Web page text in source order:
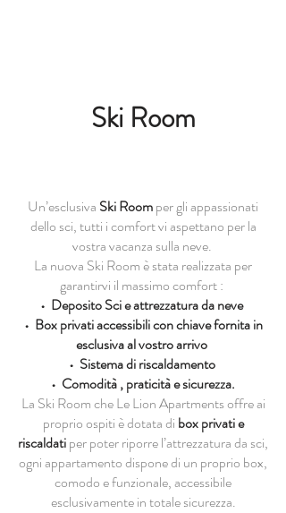
Ski Room
Un’esclusiva Ski Roomper gli appassionati
dello sci, tutti i comfort vi aspettano per la
vostra vacanza sulla neve.
La nuova Ski Room è stata realizzata per
garantirvi il massimo comfort :
•⁠ ⁠Deposito Sci e attrezzatura da neve
•⁠ ⁠⁠Box privati accessibili con chiave fornita in
esclusiva al vostro arrivo
•⁠ ⁠⁠Sistema di riscaldamento
•⁠ ⁠⁠Comodità , praticità e sicurezza.
La Ski Room che Le Lion Apartments offre ai
proprio ospiti è dotata di box privati e
riscaldatiper poter riporre l’attrezzatura da sci,
ogni appartamento dispone di un proprio box,
comodo e funzionale, accessibile
esclusivamente in totale sicurezza.